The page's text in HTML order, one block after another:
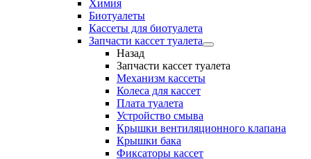
Химия
Биотуалеты
Кассеты для биотуалета
Запчасти кассет туалета
Назад
Запчасти кассет туалета
Механизм кассеты
Колеса для кассет
Плата туалета
Устройство смыва
Крышки вентиляционного клапана
Крышки бака
Фиксаторы кассет